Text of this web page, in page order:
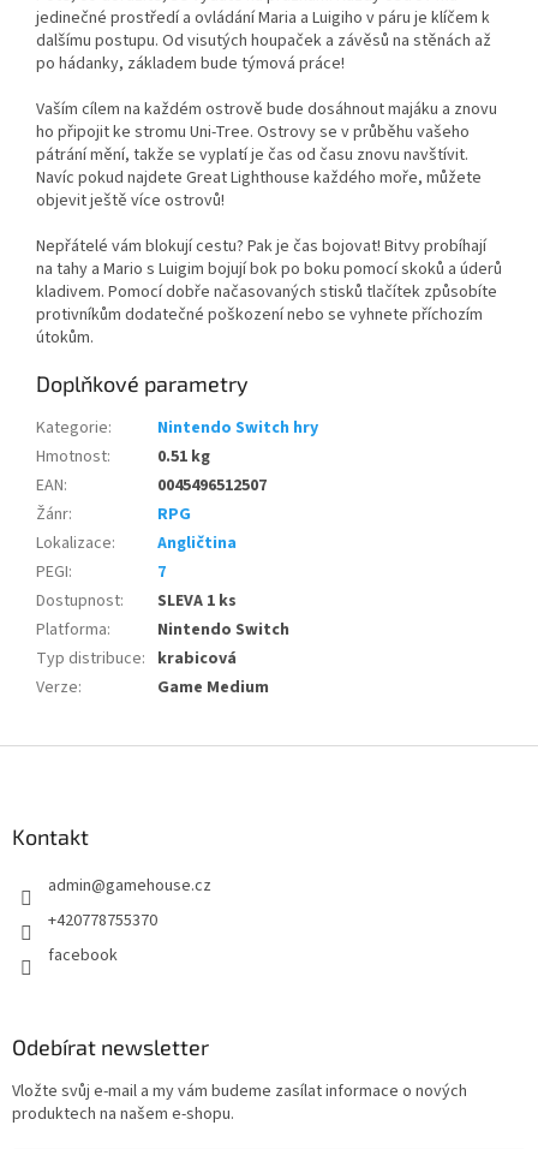
jedinečné prostředí a ovládání Maria a Luigiho v páru je klíčem k
dalšímu postupu. Od visutých houpaček a závěsů na stěnách až
po hádanky, základem bude týmová práce!
Vaším cílem na každém ostrově bude dosáhnout majáku a znovu
ho připojit ke stromu Uni-Tree. Ostrovy se v průběhu vašeho
pátrání mění, takže se vyplatí je čas od času znovu navštívit.
Navíc pokud najdete Great Lighthouse každého moře, můžete
objevit ještě více ostrovů!
Nepřátelé vám blokují cestu? Pak je čas bojovat! Bitvy probíhají
na tahy a Mario s Luigim bojují bok po boku pomocí skoků a úderů
kladivem. Pomocí dobře načasovaných stisků tlačítek způsobíte
protivníkům dodatečné poškození nebo se vyhnete příchozím
útokům.
Doplňkové parametry
Kategorie:
Nintendo Switch hry
Hmotnost:
0.51 kg
EAN:
0045496512507
Žánr:
RPG
Lokalizace:
Angličtina
PEGI:
7
Dostupnost:
SLEVA 1 ks
Platforma:
Nintendo Switch
Typ distribuce: krabicová
Verze: Game Medium
Kontakt
admin@gamehouse.cz
+420778755370
facebook
Odebírat newsletter
Vložte svůj e-mail a my vám budeme zasílat informace o nových
produktech na našem e-shopu.